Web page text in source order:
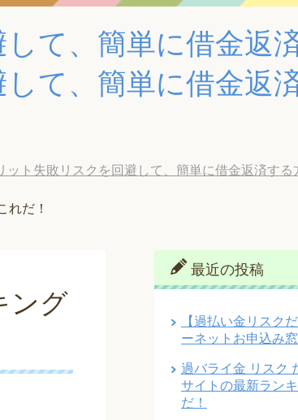
て、簡単に借金返
て、簡単に借金返
ト失敗リスクを回避して、簡単に借金返済する
れだ！
ング
最近の投稿
【過払い金リスク
ーネットお申込み
過バライ金 リスク
サイトの最新ラン
だ！